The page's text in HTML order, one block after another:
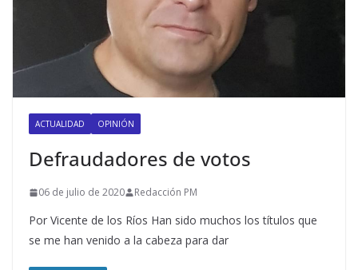
ACTUALIDAD OPINIÓN
Defraudadores de votos
06 de julio de 2020 Redacción PM
Por Vicente de los Ríos Han sido muchos los títulos que
se me han venido a la cabeza para dar